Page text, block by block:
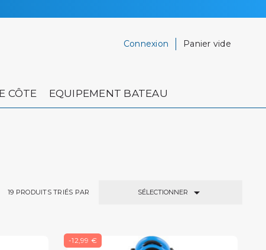
Connexion Panier vide
CÔTE EQUIPEMENT BATEAU
19 PRODUITS TRIÉS PAR SÉLECTIONNER 
-12,99 €